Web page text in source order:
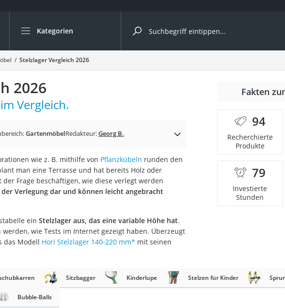
Kategorien
Die beliebtesten Vergleiche nach Kategorie
Baumarkt
Tresor feuerfest
Makita-Akku-Rasenmäher
Kappsäge
Smartes Türschloss
Akku-Rasentrimmer
Split-Klimaanlage 2 Innengeräte
Pelletofen
Bohrmaschine
Fliesenschneider
Hochdruckreiniger
Überwachungskamera
Benzinrasenmäher mit Elektrostart
Akku-Laubsauger
Stelzlager Vergleich 2026
2026
Vergleich.
GartenmöbelRedakteur:Georg B.
wie z. B. mithilfe von Pflanzkübeln runden den
man eine Terrasse und hat bereits Holz oder
Frage beschäftigen, wie diese verlegt werden
Verlegung dar und können leicht angebracht
ein Stelzlager aus, das eine variable Höhe hat.
wie Tests im Internet gezeigt haben. Überzeugt
das Modell Hori Stelzlager 140-220 mm* mit seinen
Fakten
94
Recherchierte
Produkte
79
Investierte
Stunden
Sitzbagger Kinderlupe Stelzen für Kinder
Bubble-Balls